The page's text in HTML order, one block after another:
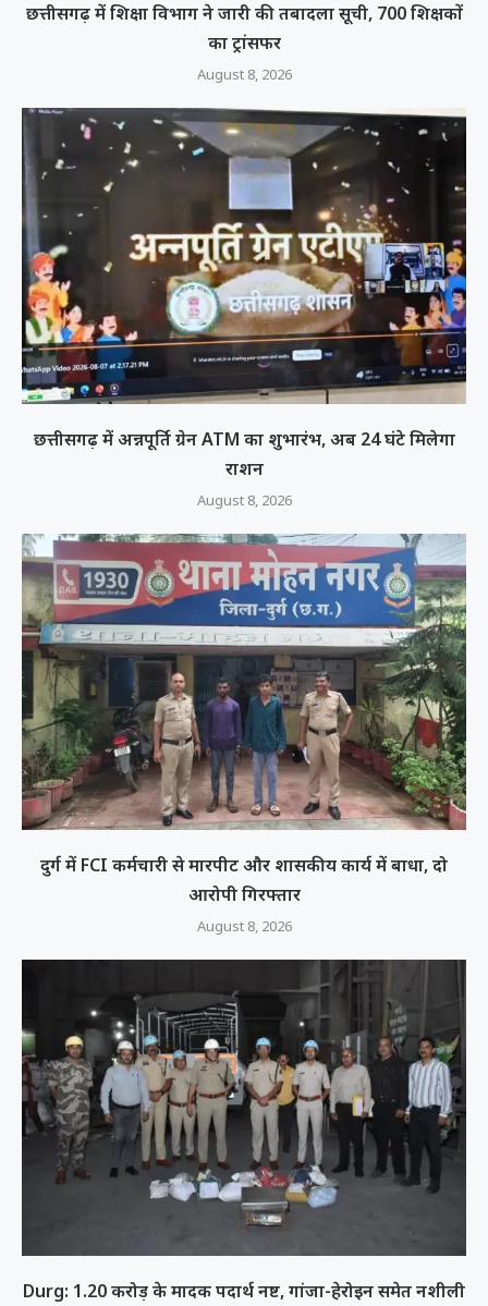
छत्तीसगढ़ में शिक्षा विभाग ने जारी की तबादला सूची, 700 शिक्षकों
का ट्रांसफर
August 8, 2026
छत्तीसगढ़ में अन्नपूर्ति ग्रेन ATM का शुभारंभ, अब 24 घंटे मिलेगा
राशन
August 8, 2026
दुर्ग में FCI कर्मचारी से मारपीट और शासकीय कार्य में बाधा, दो
आरोपी गिरफ्तार
August 8, 2026
Durg: 1.20 करोड़ के मादक पदार्थ नष्ट, गांजा-हेरोइन समेत नशीली